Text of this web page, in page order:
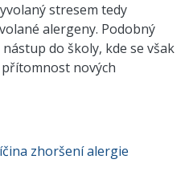
stresem tedy
alergeny. Podobný
do školy, kde se však
nových
zhoršení alergie